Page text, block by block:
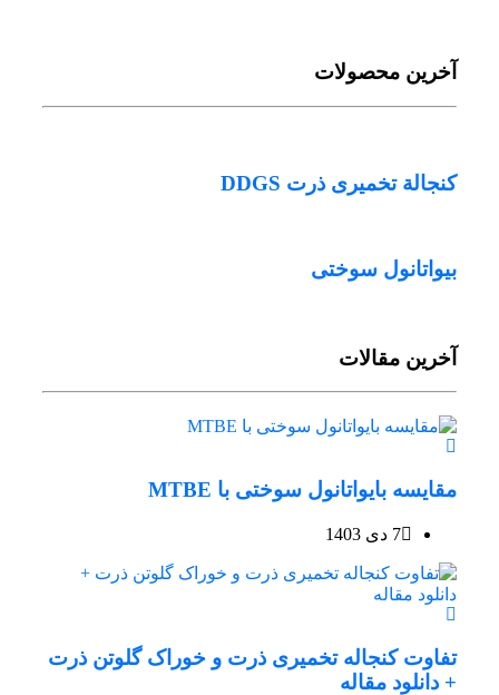
آخرین محصولات
کنجالة تخمیری ذرت DDGS
بیواتانول سوختی
آخرین مقالات
مقایسه بایواتانول سوختی با MTBE
7 دی 1403
تفاوت کنجاله تخمیری ذرت و خوراک گلوتن ذرت
+ دانلود مقاله